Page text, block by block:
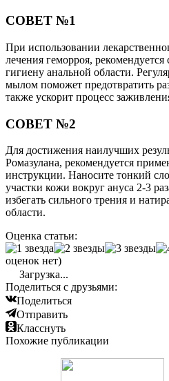
СОВЕТ №1
При использовании
лечения геморроя,
гигиену анальной области.
мылом поможет предотвратить
также ускорит процесс
СОВЕТ №2
Для достижения наилучших
Ромазулана, рекомендуется
инструкции. Наносите тонкий
участки кожи вокруг ануса 2-3
избегать сильного трения и
области.
Оценка статьи:
оценок нет)
Загрузка...
Поделиться с друзьями:
Поделиться
Отправить
Класснуть
Похожие публикации